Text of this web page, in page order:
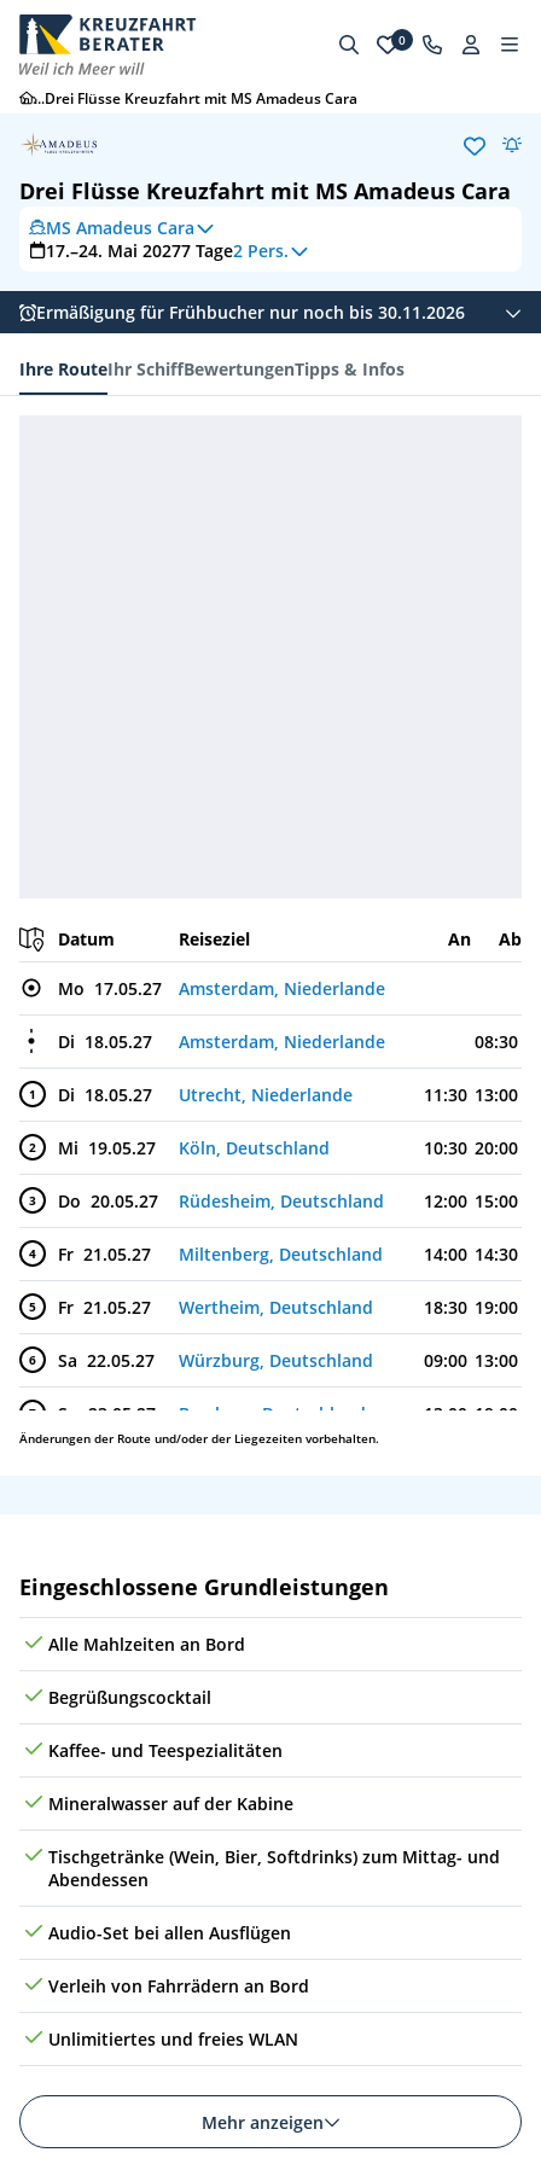
0
...Drei Flüsse Kreuzfahrt mit MS Amadeus Cara
Drei Flüsse Kreuzfahrt mit MS Amadeus Cara
MS Amadeus Cara
17.–24. Mai 20277 Tage2 Pers.
Ermäßigung für Frühbucher nur noch bis 30.11.2026
Ihre RouteIhr SchiffBewertungenTipps & Infos
Datum Reiseziel An Ab
Mo 17.05.27 Amsterdam, Niederlande
Di 18.05.27 Amsterdam, Niederlande 08:30
1 Di 18.05.27 Utrecht, Niederlande 11:30 13:00
2 Mi 19.05.27 Köln, Deutschland 10:30 20:00
3 Do 20.05.27 Rüdesheim, Deutschland 12:00 15:00
4 Fr 21.05.27 Miltenberg, Deutschland 14:00 14:30
5 Fr 21.05.27 Wertheim, Deutschland 18:30 19:00
6 Sa 22.05.27 Würzburg, Deutschland 09:00 13:00
7 So 23.05.27 Bamberg, Deutschland 13:00 19:00
Änderungen der Route und/oder der Liegezeiten vorbehalten.
Leistungen
Eingeschlossene Grundleistungen
Alle Mahlzeiten an Bord
Begrüßungscocktail
Kaffee- und Teespezialitäten
Mineralwasser auf der Kabine
Tischgetränke (Wein, Bier, Softdrinks) zum Mittag- und
Abendessen
Audio-Set bei allen Ausflügen
Verleih von Fahrrädern an Bord
Unlimitiertes und freies WLAN
Mehr anzeigen